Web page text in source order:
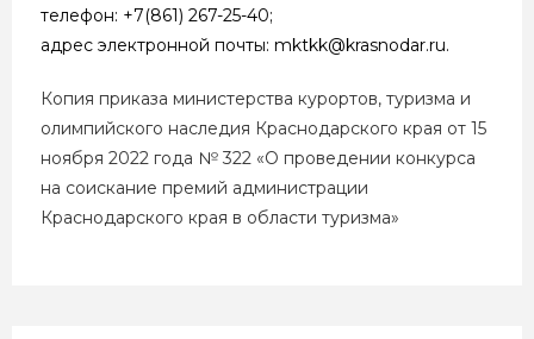
телефон: +7(861) 267-25-40;
адрес электронной почты: mktkk@krasnodar.ru.
Копия приказа министерства курортов, туризма и
олимпийского наследия Краснодарского края от 15
ноября 2022 года № 322 «О проведении конкурса
на соискание премий администрации
Краснодарского края в области туризма»